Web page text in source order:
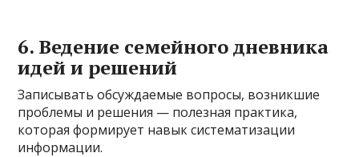
6. Ведение семейного дневника
идей и решений
Записывать обсуждаемые вопросы, возникшие
проблемы и решения — полезная практика,
которая формирует навык систематизации
информации.